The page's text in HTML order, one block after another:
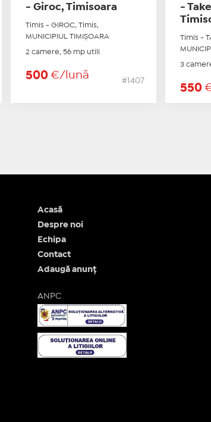
- Giroc, Timisoara
Timis - GIROC, Timis,
MUNICIPIUL TIMIŞOARA
2 camere, 56 mp utili
500€/lună
#1407
-
Timis -
3
550
Acasă
Despre noi
Echipa
Contact
Adaugă anunț
ANPC